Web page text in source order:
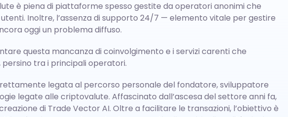
è piena di piattaforme spesso gestite da operatori anonimi che
Inoltre, l’assenza di supporto 24/7 — elemento vitale per gestire
oggi un problema diffuso.
questa mancanza di coinvolgimento e i servizi carenti che
tra i principali operatori.
legata al percorso personale del fondatore, sviluppatore
legate alle criptovalute. Affascinato dall’ascesa del settore anni fa,
di Trade Vector AI. Oltre a facilitare le transazioni, l’obiettivo è